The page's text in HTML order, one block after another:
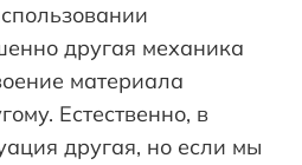
другая механика
материала
Естественно, в
другая, но если мы